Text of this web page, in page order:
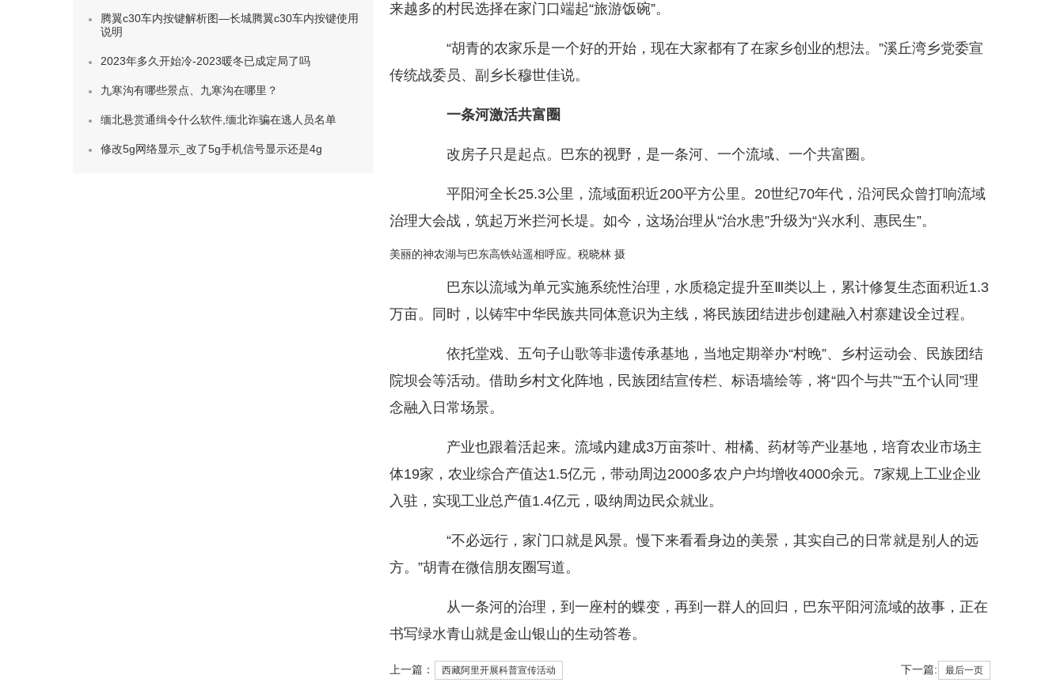
来越多的村民选择在家门口端起“旅游饭碗”。
“胡青的农家乐是一个好的开始，现在大家都有了在家乡创业的想法。”溪丘湾乡党委宣
传统战委员、副乡长穆世佳说。
一条河激活共富圈
改房子只是起点。巴东的视野，是一条河、一个流域、一个共富圈。
平阳河全长25.3公里，流域面积近200平方公里。20世纪70年代，沿河民众曾打响流域
治理大会战，筑起万米拦河长堤。如今，这场治理从“治水患”升级为“兴水利、惠民生”。
美丽的神农湖与巴东高铁站遥相呼应。税晓林 摄
巴东以流域为单元实施系统性治理，水质稳定提升至Ⅲ类以上，累计修复生态面积近1.3
万亩。同时，以铸牢中华民族共同体意识为主线，将民族团结进步创建融入村寨建设全过程。
依托堂戏、五句子山歌等非遗传承基地，当地定期举办“村晚”、乡村运动会、民族团结
院坝会等活动。借助乡村文化阵地，民族团结宣传栏、标语墙绘等，将“四个与共”“五个认同”理
念融入日常场景。
产业也跟着活起来。流域内建成3万亩茶叶、柑橘、药材等产业基地，培育农业市场主
体19家，农业综合产值达1.5亿元，带动周边2000多农户户均增收4000余元。7家规上工业企业
入驻，实现工业总产值1.4亿元，吸纳周边民众就业。
“不必远行，家门口就是风景。慢下来看看身边的美景，其实自己的日常就是别人的远
方。”胡青在微信朋友圈写道。
从一条河的治理，到一座村的蝶变，再到一群人的回归，巴东平阳河流域的故事，正在
书写绿水青山就是金山银山的生动答卷。
上一篇： 西藏阿里开展科普宣传活动 下一篇: 最后一页
腾翼c30车内按键解析图—长城腾翼c30车内按键使用
说明
2023年多久开始冷-2023暖冬已成定局了吗
九寒沟有哪些景点、九寒沟在哪里？
缅北悬赏通缉令什么软件,缅北诈骗在逃人员名单
修改5g网络显示_改了5g手机信号显示还是4g